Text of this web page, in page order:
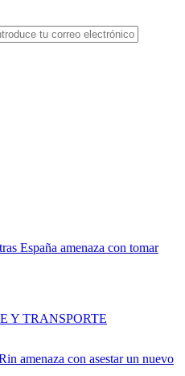
España amenaza con tomar
amenaza con asestar un nuevo
Y TRANSPORTE